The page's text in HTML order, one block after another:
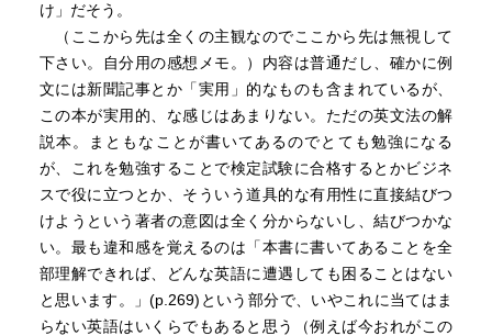
け」だそう。
（ここから先は全くの主観なのでここから先は無視して
下さい。自分用の感想メモ。）内容は普通だし、確かに例
文には新聞記事とか「実用」的なものも含まれているが、
この本が実用的、な感じはあまりない。ただの英文法の解
説本。まともなことが書いてあるのでとても勉強になる
が、これを勉強することで検定試験に合格するとかビジネ
スで役に立つとか、そういう道具的な有用性に直接結びつ
けようという著者の意図は全く分からないし、結びつかな
い。最も違和感を覚えるのは「本書に書いてあることを全
部理解できれば、どんな英語に遭遇しても困ることはない
と思います。」(p.269)という部分で、いやこれに当てはま
らない英語はいくらでもあると思う（例えば今おれがこの